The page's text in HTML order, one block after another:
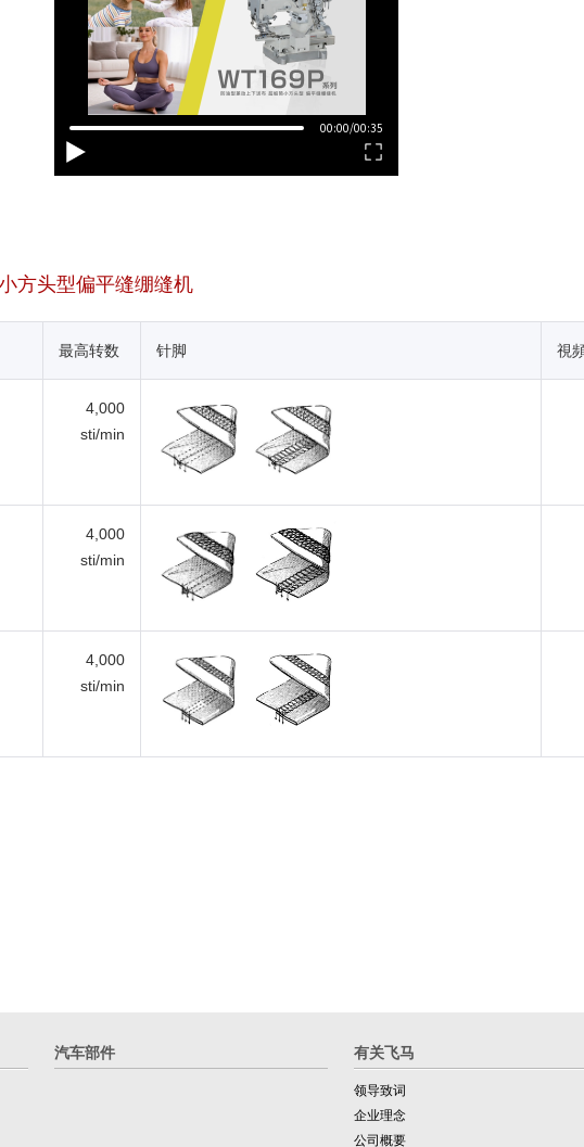
方头型偏平缝绷缝机
最高转数 针脚 視
4,000
sti/min
4,000
sti/min
4,000
sti/min
汽车部件 有关飞马
领导致词
企业理念
公司概要